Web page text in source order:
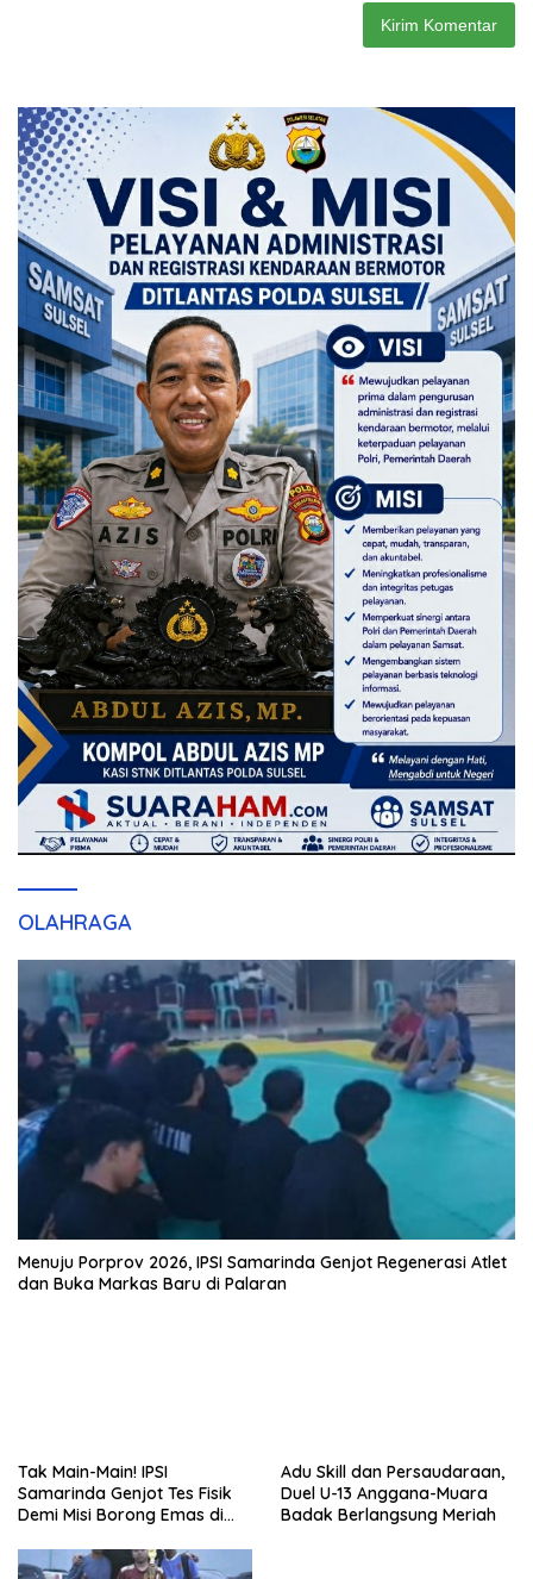
OLAHRAGA
Menuju Porprov 2026, IPSI Samarinda Genjot Regenerasi Atlet
dan Buka Markas Baru di Palaran
Tak Main-Main! IPSI
Samarinda Genjot Tes Fisik
Demi Misi Borong Emas di
Adu Skill dan Persaudaraan,
Duel U-13 Anggana-Muara
Badak Berlangsung Meriah